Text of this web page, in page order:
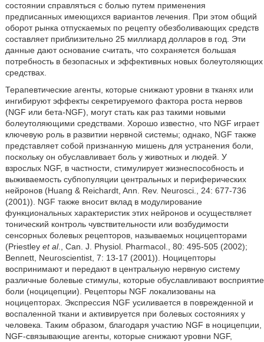
состоянии справляться с болью путем применения
предписанных имеющихся вариантов лечения. При этом общий
оборот рынка отпускаемых по рецепту обезболивающих средств
составляет приблизительно 25 миллиард долларов в год. Эти
данные дают основание считать, что сохраняется большая
потребность в безопасных и эффективных новых болеутоляющих
средствах.
Терапевтические агенты, которые снижают уровни в тканях или
ингибируют эффекты секретируемого фактора роста нервов
(NGF или бета-NGF), могут стать как раз такими новыми
болеутоляющими средствами. Хорошо известно, что NGF играет
ключевую роль в развитии нервной системы; однако, NGF также
представляет собой признанную мишень для устранения боли,
поскольку он обуславливает боль у животных и людей. У
взрослых NGF, в частности, стимулирует жизнеспособность и
выживаемость субпопуляции центральных и периферических
нейронов (Huang & Reichardt, Ann. Rev. Neurosci., 24: 677-736
(2001)). NGF также вносит вклад в модулирование
функциональных характеристик этих нейронов и осуществляет
тонический контроль чувствительности или возбудимости
сенсорных болевых рецепторов, называемых ноцицепторами
(Priestley et al., Can. J. Physiol. Pharmacol., 80: 495-505 (2002);
Bennett, Neuroscientist, 7: 13-17 (2001)). Ноцицепторы
воспринимают и передают в центральную нервную систему
различные болевые стимулы, которые обуславливают восприятие
боли (ноцицепции). Рецепторы NGF локализованы на
ноцицепторах. Экспрессия NGF усиливается в поврежденной и
воспаленной ткани и активируется при болевых состояниях у
человека. Таким образом, благодаря участию NGF в ноцицепции,
NGF-связывающие агенты, которые снижают уровни NGF,